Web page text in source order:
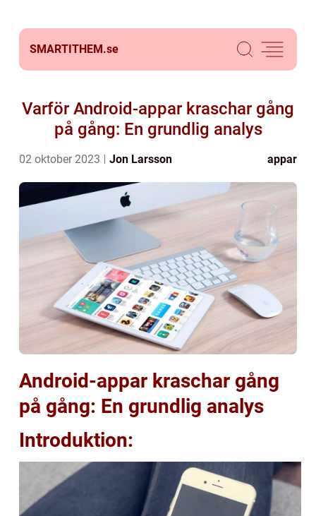
SMARTITHEM.se
Varför Android-appar kraschar gång
på gång: En grundlig analys
02 oktober 2023 Jon Larsson appar
Android-appar kraschar gång
på gång: En grundlig analys
Introduktion: